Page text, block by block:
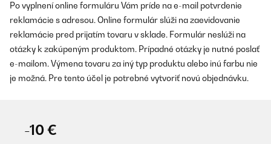
Po vyplnení online formuláru Vám príde na e-mail potvrdenie
reklamácie s adresou. Online formulár slúži na zaevidovanie
reklamácie pred prijatím tovaru v sklade. Formulár neslúži na
otázky k zakúpeným produktom. Prípadné otázky je nutné poslať
e-mailom. Výmena tovaru za iný typ produktu alebo inú farbu nie
je možná. Pre tento účel je potrebné vytvoriť novú objednávku.
-10 €